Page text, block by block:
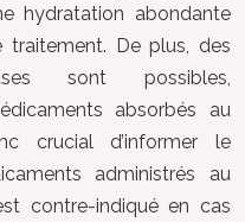
hydratation abondante
De plus, des
sont possibles,
absorbés au
crucial d’informer le
administrés au
contre-indiqué en cas